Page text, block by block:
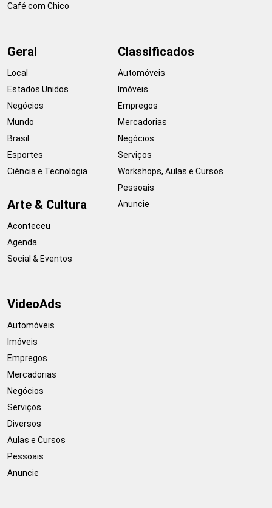
Café com Chico
Geral
Local
Estados Unidos
Negócios
Mundo
Brasil
Esportes
Ciência e Tecnologia
Arte & Cultura
Aconteceu
Agenda
Social & Eventos
Classificados
Automóveis
Imóveis
Empregos
Mercadorias
Negócios
Serviços
Workshops, Aulas e Cursos
Pessoais
Anuncie
VideoAds
Automóveis
Imóveis
Empregos
Mercadorias
Negócios
Serviços
Diversos
Aulas e Cursos
Pessoais
Anuncie